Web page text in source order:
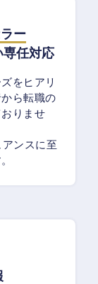
ー
専任対応
をヒアリ
ら転職の
りませ
ンスに至